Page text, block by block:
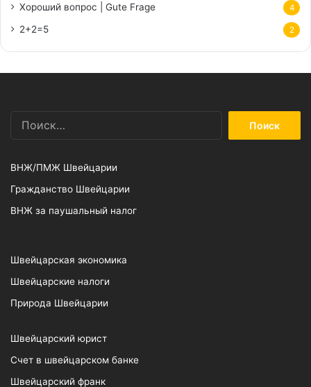
Хороший вопрос | Gute Frage 4
2+2=5 2
ВНЖ/ПМЖ Швейцарии
Гражданство Швейцарии
ВНЖ за паушальный налог
Швейцарская экономика
Швейцарские налоги
Природа Швейцарии
Швейцарский юрист
Счет в швейцарском банке
Швейцарский франк